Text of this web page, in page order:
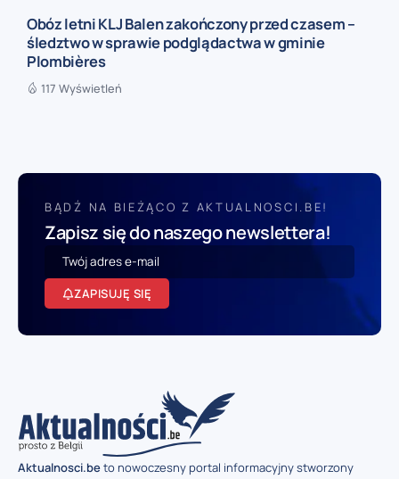
Obóz letni KLJ Balen zakończony przed czasem –
śledztwo w sprawie podglądactwa w gminie
Plombières
117 Wyświetleń
BĄDŹ NA BIEŻĄCO Z AKTUALNOSCI.BE!
Zapisz się do naszego newslettera!
ZAPISUJĘ SIĘ
Aktualnosci.beto nowoczesny portal informacyjny stworzony